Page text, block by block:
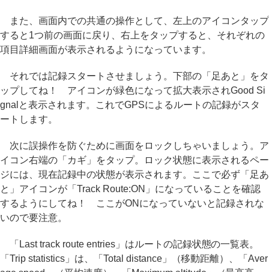
また、画面内での共通の操作として、左上のアイコンタップ
すると1つ前の画面に戻り、右上をタップすると、それぞれの
項目詳細画面が表示されるようになっています。
それでは記録スタートさせましょう。下部の「足あと」をタ
ップしてね！ アイコンが緑色になって拡大表示されGood Si
gnalと表示されます。これでGPSによるルートの記録がスタ
ートします。
次に誤操作を防ぐために画面をロックしちゃいましょう。ア
イコン右端の「カギ」をタップ。ロック状態に表示されるペー
ジには、現在記録中の状態が表示されます。ここで必ず「足あ
と」アイコンが「Track Route:ON」になっていることを確認
するようにしてね！ ここがONになっていないと記録されな
いので要注意。
「Last track route entries」はルートの記録状態の一覧表。
「Trip statistics」は、「Total distance」（移動距離）、「Aver